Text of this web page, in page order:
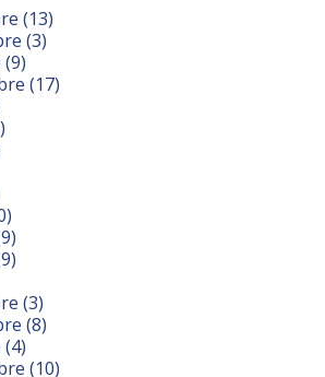
(13)
(3)
(9)
(17)
(3)
(8)
(4)
(10)